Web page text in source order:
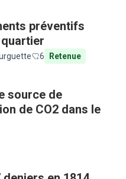
préventifs
6 Retenue
source de
de CO2 dans le